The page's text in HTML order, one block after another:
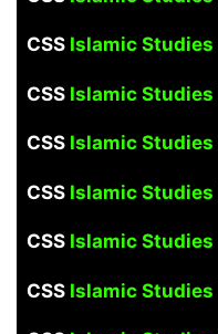
CSSIslamic Studies
CSS Islamic Studies
CSSIslamic Studies
CSS Islamic Studies
CSSIslamic Studies
CSS Islamic Studies